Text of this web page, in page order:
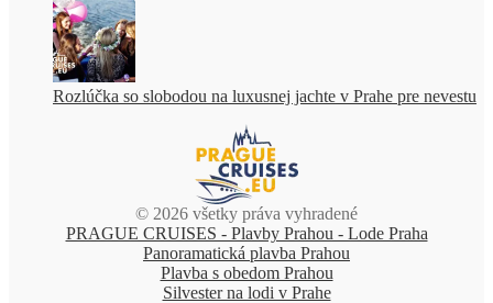
Rozlúčka so slobodou na luxusnej jachte v Prahe pre nevestu
© 2026 všetky práva vyhradené
PRAGUE CRUISES - Plavby Prahou - Lode Praha
Panoramatická plavba Prahou
Plavba s obedom Prahou
Silvester na lodi v Prahe